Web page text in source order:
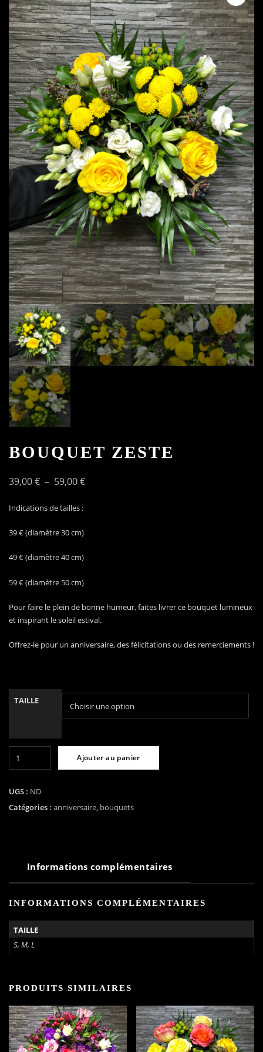
BOUQUET ZESTE
39,00€ – 59,00€Plage
Indications de tailles :
39 € (diamètre 30 cm)
49 € (diamètre 40 cm)
59 € (diamètre 50 cm)
Pour faire le plein de bonne humeur, faites livrer ce bouquet lumineux
et inspirant le soleil estival.
Offrez-le pour un anniversaire, des félicitations ou des remerciements !
TAILLE
Zeste
Ajouter au panier
UGS : ND
Catégories : anniversaire bouquets
Informations complémentaires
INFORMATIONS COMPLÉMENTAIRES
TAILLE
S, M, L
PRODUITS SIMILAIRES